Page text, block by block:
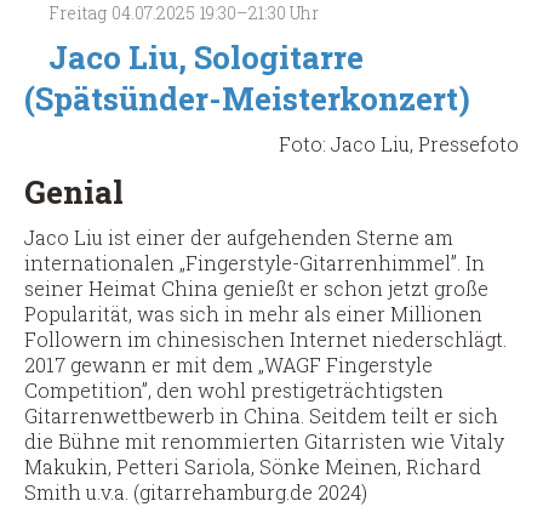
Paul
(Gesang,
Cello)
Freitag 04.07.2025 19:30–21:30 Uhr
Jaco Liu, Sologitarre
(Spätsünder-Meisterkonzert)
Foto: Jaco Liu, Pressefoto
Genial
Jaco Liu ist einer der aufgehenden Sterne am
internationalen „Fingerstyle-Gitarrenhimmel”. In
seiner Heimat China genießt er schon jetzt große
Popularität, was sich in mehr als einer Millionen
Followern im chinesischen Internet niederschlägt.
2017 gewann er mit dem „WAGF Fingerstyle
Competition”, den wohl prestigeträchtigsten
Gitarrenwettbewerb in China. Seitdem teilt er sich
die Bühne mit renommierten Gitarristen wie Vitaly
Makukin, Petteri Sariola, Sönke Meinen, Richard
Smith u.v.a. (gitarrehamburg.de 2024)